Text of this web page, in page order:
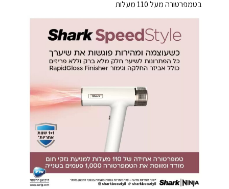
בטמפרטורה מעל 110 מעלות